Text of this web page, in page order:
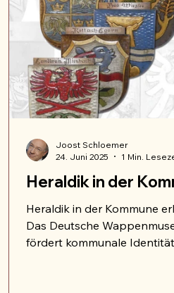
Heraldik in der
Heraldik in der Kommune
Das Deutsche
fördert kommunale
Joost Schloemer
24. Juni 2025
1 Min.